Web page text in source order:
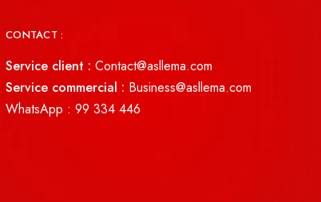
CONTACT :
Service client : Contact@asllema.com
Service commercial : Business@asllema.com
WhatsApp : 99 334 446